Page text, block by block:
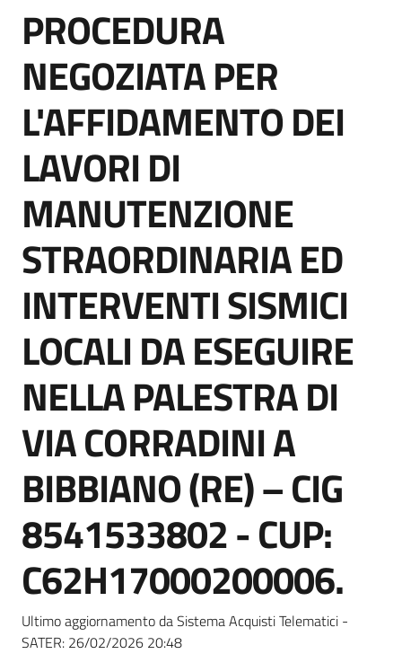
di
acquisto
Supporto
Piattaforme
telematiche
English
site
Seguici
su
Salta al contenuto
PROCEDURA
NEGOZIATA PER
L'AFFIDAMENTO DEI
LAVORI DI
MANUTENZIONE
STRAORDINARIA ED
INTERVENTI SISMICI
LOCALI DA ESEGUIRE
NELLA PALESTRA DI
VIA CORRADINI A
BIBBIANO (RE) – CIG
8541533802 - CUP:
C62H17000200006.
Ultimo aggiornamento da Sistema Acquisti Telematici -
SATER: 26/02/2026 20:48